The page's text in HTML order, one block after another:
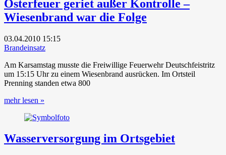
Osterfeuer geriet außer Kontrolle –
Wiesenbrand war die Folge
03.04.2010 15:15
Brandeinsatz
Am Karsamstag musste die Freiwillige Feuerwehr Deutschfeistritz
um 15:15 Uhr zu einem Wiesenbrand ausrücken. Im Ortsteil
Prenning standen etwa 800
mehr lesen »
Wasserversorgung im Ortsgebiet